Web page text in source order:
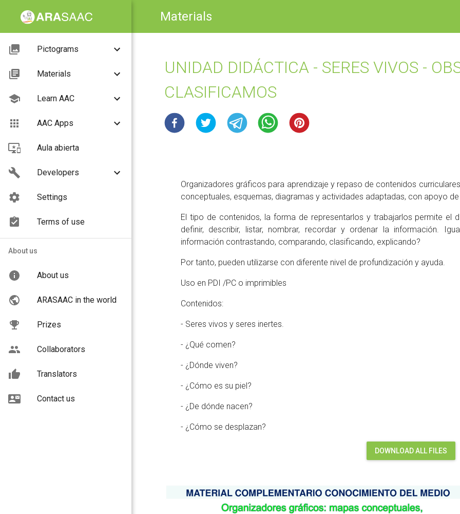
Materials
UNIDAD DIDÁCTICA - SERES VIVOS -
CLASIFICAMOS
Organizadores gráficos para aprendizaje y repaso de contenidos
conceptuales, esquemas, diagramas y actividades adaptadas, con apoyo
El tipo de contenidos, la forma de representarlos y trabajarlos permite el
definir, describir, listar, nombrar, recordar y ordenar la información.
información contrastando, comparando, clasificando, explicando?
Por tanto, pueden utilizarse con diferente nivel de profundización y ayuda.
Uso en PDI /PC o imprimibles
Contenidos:
- Seres vivos y seres inertes.
- ¿Qué comen?
- ¿Dónde viven?
- ¿Cómo es su piel?
- ¿De dónde nacen?
- ¿Cómo se desplazan?
DOWNLOAD ALL FILES
Pictograms
Materials
Learn AAC
AAC Apps
Aula abierta
Developers
Settings
Terms of use
About us
About us
ARASAAC in the world
Prizes
Collaborators
Translators
Contact us